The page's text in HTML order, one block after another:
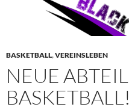
BASKETBALL,VEREINSLEBEN
NEUE
BASKETBALL!